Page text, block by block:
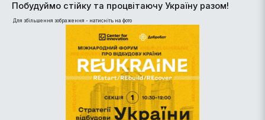
Побудуймо стійку та процвітаючу Україну разом!
Для збільшення зображення - натисніть на фото